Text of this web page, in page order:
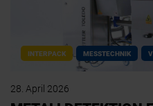
INTERPACK MESSTECHNIK
28. April 2026